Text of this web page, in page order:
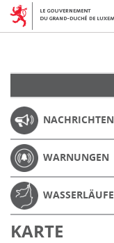
NACHRICHTEN
WARNUNGEN
WASSERLÄUFE
KARTE